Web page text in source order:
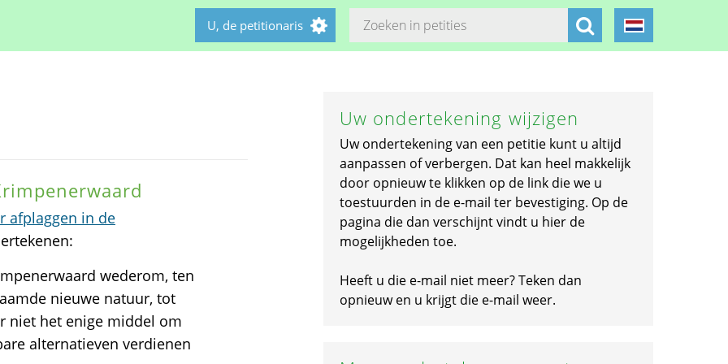
U, de petitionaris
afplaggen in de
wederom, ten
nieuwe natuur, tot
niet het enige middel om
alternatieven verdienen
Uw ondertekening wijzigen
Uw ondertekening van een petitie kunt u altijd
aanpassen of verbergen. Dat kan heel makkelijk
door opnieuw te klikken op de link die we u
toestuurden in de e-mail ter bevestiging. Op de
pagina die dan verschijnt vindt u hier de
mogelijkheden toe.
Heeft u die e-mail niet meer? Teken dan
opnieuw en u krijgt die e-mail weer.